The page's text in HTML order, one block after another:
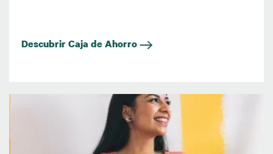
Descubrir Caja de Ahorro
Imagen